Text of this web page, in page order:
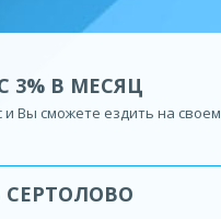
3% В МЕСЯЦ
и Вы сможете ездить на своем
СЕРТОЛОВО